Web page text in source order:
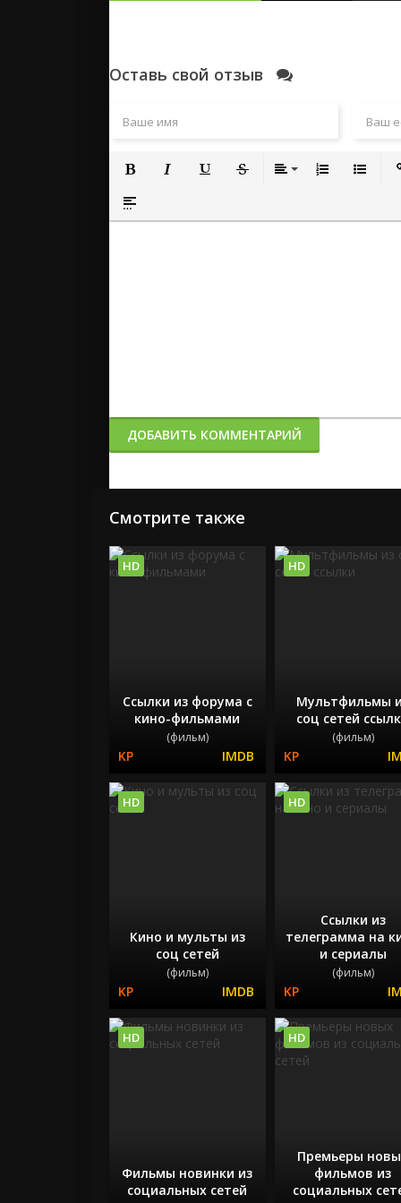
Оставь свой отзыв
Полужирный
Вставка спойлера
ДОБАВИТЬ КОММЕНТАРИЙ
Смотрите также
Ссылки из форума с
кино-фильмами
(фильм)
HD
Мультфильмы
соц сетей
(фильм)
HD
Кино и мульты из
соц сетей
(фильм)
HD
Ссылки из
телеграмма на
и сериалы
(фильм)
HD
Фильмы новинки из
социальных сетей
HD
Премьеры
фильмов из
социальных
HD